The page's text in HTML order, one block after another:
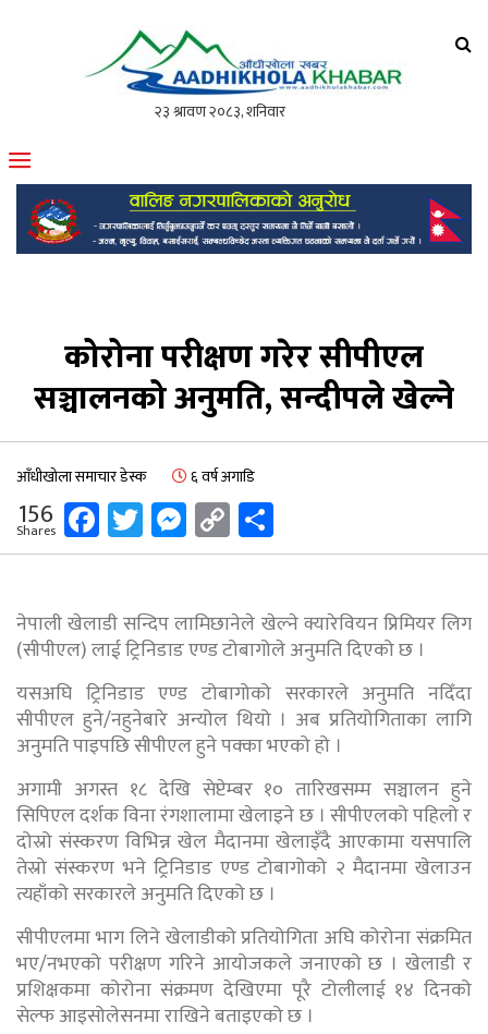
मोफसलकै लोकप्रिय अनलाइन पत्रिका
कोरोना परीक्षण गरेर सीपीएल
सञ्चालनको अनुमति, सन्दीपले खेल्ने
आँधीखोला समाचार डेस्क ६ वर्ष अगाडि
156
Shares Facebook
Twitter
Messenger
Copy
Link
नेपाली खेलाडी सन्दिप लामिछानेले खेल्ने क्यारेवियन प्रिमियर लिग
(सीपीएल) लाई ट्रिनिडाड एण्ड टोबागोले अनुमति दिएको छ ।
यसअघि ट्रिनिडाड एण्ड टोबागोको सरकारले अनुमति नदिँदा
सीपीएल हुने/नहुनेबारे अन्योल थियो । अब प्रतियोगिताका लागि
अनुमति पाइपछि सीपीएल हुने पक्का भएको हो ।
अगामी अगस्त १८ देखि सेप्टेम्बर १० तारिखसम्म सञ्चालन हुने
सिपिएल दर्शक विना रंगशालामा खेलाइने छ । सीपीएलको पहिलो र
दोस्रो संस्करण विभिन्न खेल मैदानमा खेलाइँदै आएकामा यसपालि
तेस्रो संस्करण भने ट्रिनिडाड एण्ड टोबागोको २ मैदानमा खेलाउन
त्यहाँको सरकारले अनुमति दिएको छ ।
सीपीएलमा भाग लिने खेलाडीको प्रतियोगिता अघि कोरोना संक्रमित
भए/नभएको परीक्षण गरिने आयोजकले जनाएको छ । खेलाडी र
प्रशिक्षकमा कोरोना संक्रमण देखिएमा पूरै टोलीलाई १४ दिनको
सेल्फ आइसोलेसनमा राखिने बताइएको छ ।